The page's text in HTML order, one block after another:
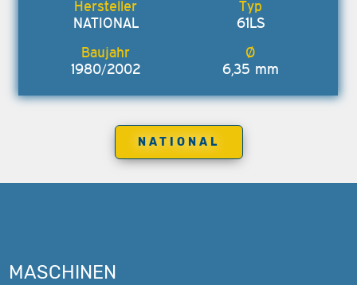
NATIONAL 61LS
1980/2002 6,35 mm
NATIONAL
MASCHINEN